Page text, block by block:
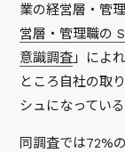
業の経営層・管
営層・管理職の
意識調査 」によ
ところ自社の取
シュになってい
同調査では72%